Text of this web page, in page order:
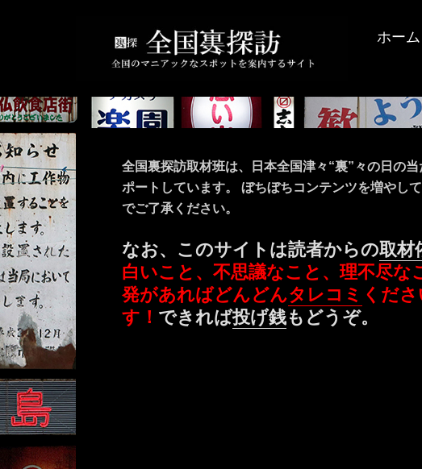
ホーム
全国裏探訪取材班は、日本全国津々“裏”々の日の
ポートしています。 ぼちぼちコンテンツを増やし
でご了承ください。
なお、このサイトは読者からの取材
白いこと、不思議なこと、理不尽
発があればどんどんタレコミ くだ
す！ できれば投げ銭もどうぞ。